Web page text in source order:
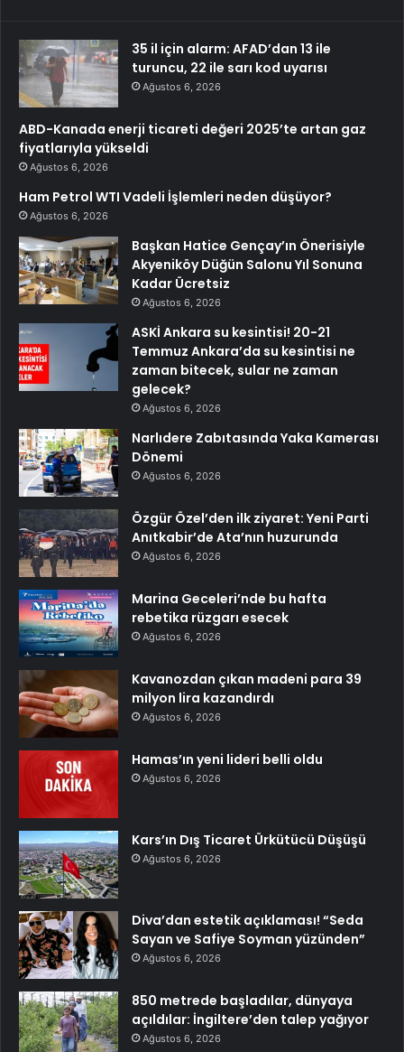
35 il için alarm: AFAD’dan 13 ile
turuncu, 22 ile sarı kod uyarısı
Ağustos 6, 2026
ABD-Kanada enerji ticareti değeri 2025’te artan gaz
fiyatlarıyla yükseldi
Ağustos 6, 2026
Ham Petrol WTI Vadeli İşlemleri neden düşüyor?
Ağustos 6, 2026
Başkan Hatice Gençay’ın Önerisiyle
Akyeniköy Düğün Salonu Yıl Sonuna
Kadar Ücretsiz
Ağustos 6, 2026
ASKİ Ankara su kesintisi! 20-21
Temmuz Ankara’da su kesintisi ne
zaman bitecek, sular ne zaman
gelecek?
Ağustos 6, 2026
Narlıdere Zabıtasında Yaka Kamerası
Dönemi
Ağustos 6, 2026
Özgür Özel’den ilk ziyaret: Yeni Parti
Anıtkabir’de Ata’nın huzurunda
Ağustos 6, 2026
Marina Geceleri’nde bu hafta
rebetika rüzgarı esecek
Ağustos 6, 2026
Kavanozdan çıkan madeni para 39
milyon lira kazandırdı
Ağustos 6, 2026
Hamas’ın yeni lideri belli oldu
Ağustos 6, 2026
Kars’ın Dış Ticaret Ürkütücü Düşüşü
Ağustos 6, 2026
Diva’dan estetik açıklaması! “Seda
Sayan ve Safiye Soyman yüzünden”
Ağustos 6, 2026
850 metrede başladılar, dünyaya
açıldılar: İngiltere’den talep yağıyor
Ağustos 6, 2026